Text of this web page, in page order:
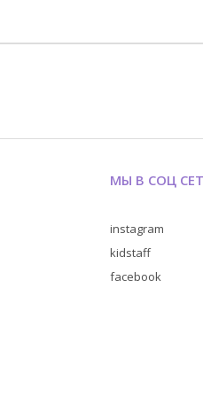
МЫ В СОЦ
instagram
kidstaff
facebook